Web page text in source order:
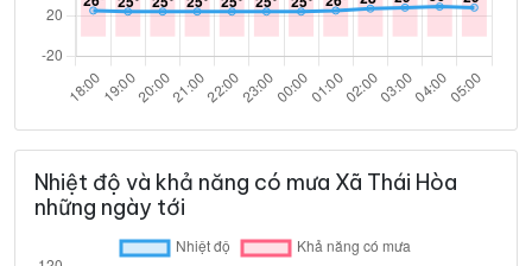
Nhiệt độ và khả năng có mưa Xã Thái Hòa
những ngày tới